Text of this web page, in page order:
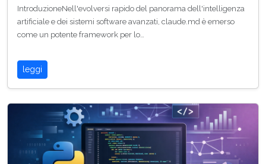
IntroduzioneNell'evolversi rapido del panorama dell'intelligenza
artificiale e dei sistemi software avanzati, claude.md è emerso
come un potente framework per lo…
leggi